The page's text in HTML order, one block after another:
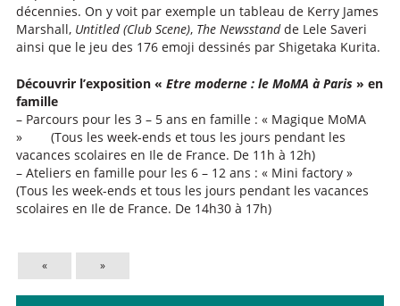
décennies. On y voit par exemple un tableau de Kerry James
Marshall, Untitled (Club Scene), The Newsstandde Lele Saveri
ainsi que le jeu des 176 emoji dessinés par Shigetaka Kurita.
Découvrir l’exposition « Etre moderne : le MoMA à Paris » en
famille
– Parcours pour les 3 – 5 ans en famille : « Magique MoMA
» (Tous les week-ends et tous les jours pendant les
vacances scolaires en Ile de France. De 11h à 12h)
– Ateliers en famille pour les 6 – 12 ans : « Mini factory »
(Tous les week-ends et tous les jours pendant les vacances
scolaires en Ile de France. De 14h30 à 17h)
« »